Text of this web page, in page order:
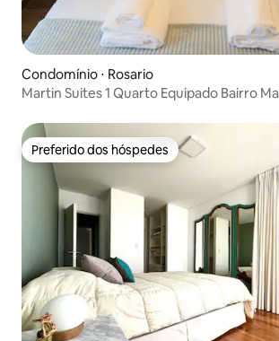
Condomínio ⋅ Rosario
Martin Suites 1 Quarto Equipado Bairro
Preferido dos hóspedes
Preferido dos hóspedes